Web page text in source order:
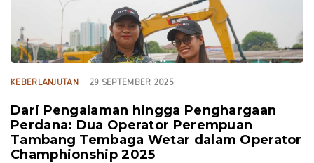
KEBERLANJUTAN 29 SEPTEMBER 2025
Dari Pengalaman hingga Penghargaan
Perdana: Dua Operator Perempuan
Tambang Tembaga Wetar dalam Operator
Champhionship 2025